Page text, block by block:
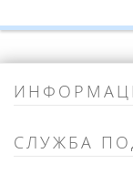
СЛУЖБА